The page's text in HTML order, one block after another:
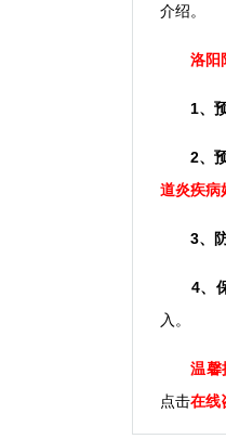
介绍。
洛阳
1、预
2、预
道炎疾病
3、
4、保
入。
温馨
点击在线